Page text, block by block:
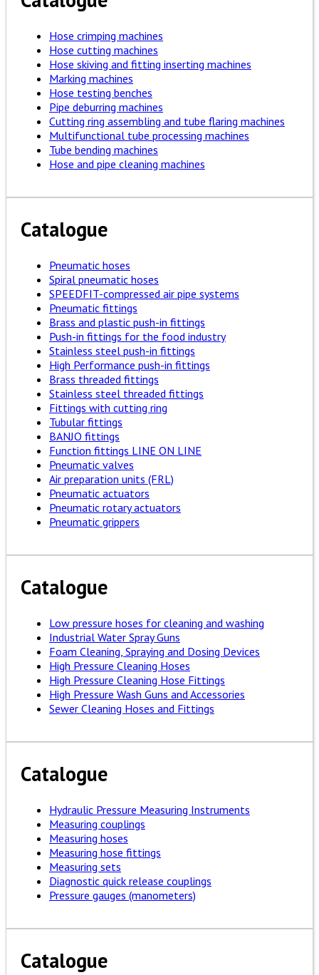
Hose crimping machines
Hose cutting machines
Hose skiving and fitting inserting machines
Marking machines
Hose testing benches
Pipe deburring machines
Cutting ring assembling and tube flaring machines
Multifunctional tube processing machines
Tube bending machines
Hose and pipe cleaning machines
Catalogue
Pneumatic hoses
Spiral pneumatic hoses
SPEEDFIT-compressed air pipe systems
Pneumatic fittings
Brass and plastic push-in fittings
Push-in fittings for the food industry
Stainless steel push-in fittings
High Performance push-in fittings
Brass threaded fittings
Stainless steel threaded fittings
Fittings with cutting ring
Tubular fittings
BANJO fittings
Function fittings LINE ON LINE
Pneumatic valves
Air preparation units (FRL)
Pneumatic actuators
Pneumatic rotary actuators
Pneumatic grippers
Catalogue
Low pressure hoses for cleaning and washing
Industrial Water Spray Guns
Foam Cleaning, Spraying and Dosing Devices
High Pressure Cleaning Hoses
High Pressure Cleaning Hose Fittings
High Pressure Wash Guns and Accessories
Sewer Cleaning Hoses and Fittings
Catalogue
Hydraulic Pressure Measuring Instruments
Measuring couplings
Measuring hoses
Measuring hose fittings
Measuring sets
Diagnostic quick release couplings
Pressure gauges (manometers)
Catalogue